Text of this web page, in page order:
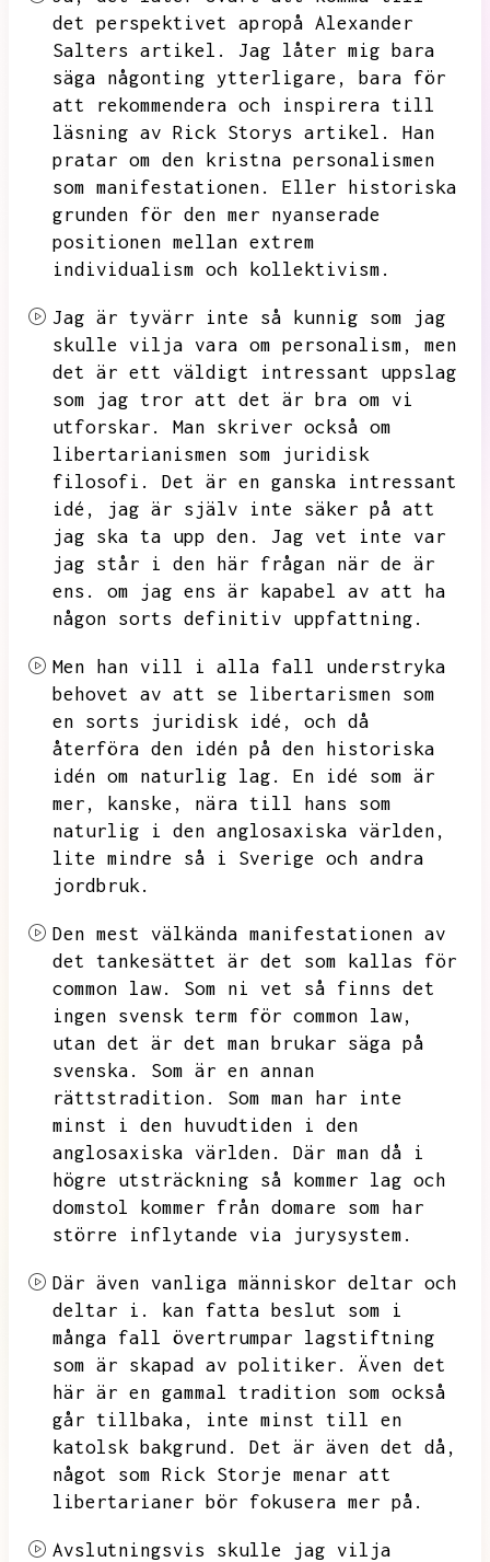
det perspektivet apropå Alexander
Salters artikel.
Jag låter mig bara
säga någonting ytterligare,
bara för
att rekommendera och inspirera till
läsning av Rick Storys artikel.
Han
pratar om den kristna personalismen
som manifestationen.
Eller historiska
grunden för den mer nyanserade
positionen mellan extrem
individualism och kollektivism.
Jag är tyvärr inte så kunnig som jag
skulle vilja vara om personalism,
men
det är ett väldigt intressant uppslag
som jag tror att det är bra om vi
utforskar.
Man skriver också om
libertarianismen som juridisk
filosofi.
Det är en ganska intressant
idé,
jag är själv inte säker på att
jag ska ta upp den.
Jag vet inte var
jag står i den här frågan när de är
ens.
om jag ens är kapabel av att ha
någon sorts definitiv uppfattning.
Men han vill i alla fall understryka
behovet av att se libertarismen som
en sorts juridisk idé,
och då
återföra den idén på den historiska
idén om naturlig lag.
En idé som är
mer,
kanske,
nära till hans som
naturlig i den anglosaxiska världen,
lite mindre så i Sverige och andra
jordbruk.
Den mest välkända manifestationen av
det tankesättet är det som kallas för
common law.
Som ni vet så finns det
ingen svensk term för common law,
utan det är det man brukar säga på
svenska.
Som är en annan
rättstradition.
Som man har inte
minst i den huvudtiden i den
anglosaxiska världen.
Där man då i
högre utsträckning så kommer lag och
domstol kommer från domare som har
större inflytande via jurysystem.
Där även vanliga människor deltar och
deltar i.
kan fatta beslut som i
många fall övertrumpar lagstiftning
som är skapad av politiker.
Även det
här är en gammal tradition som också
går tillbaka,
inte minst till en
katolsk bakgrund.
Det är även det då,
något som Rick Storje menar att
libertarianer bör fokusera mer på.
Avslutningsvis skulle jag vilja